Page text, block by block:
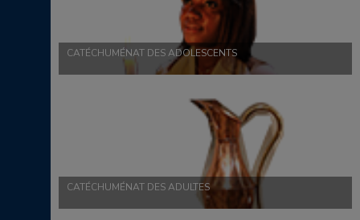
CATÉCHUMÉNAT DES ADOLESCENTS
CATÉCHUMÉNAT DES ADULTES